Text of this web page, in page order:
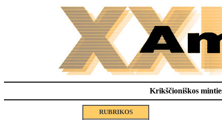
Krikščioniškos
RUBRIKOS